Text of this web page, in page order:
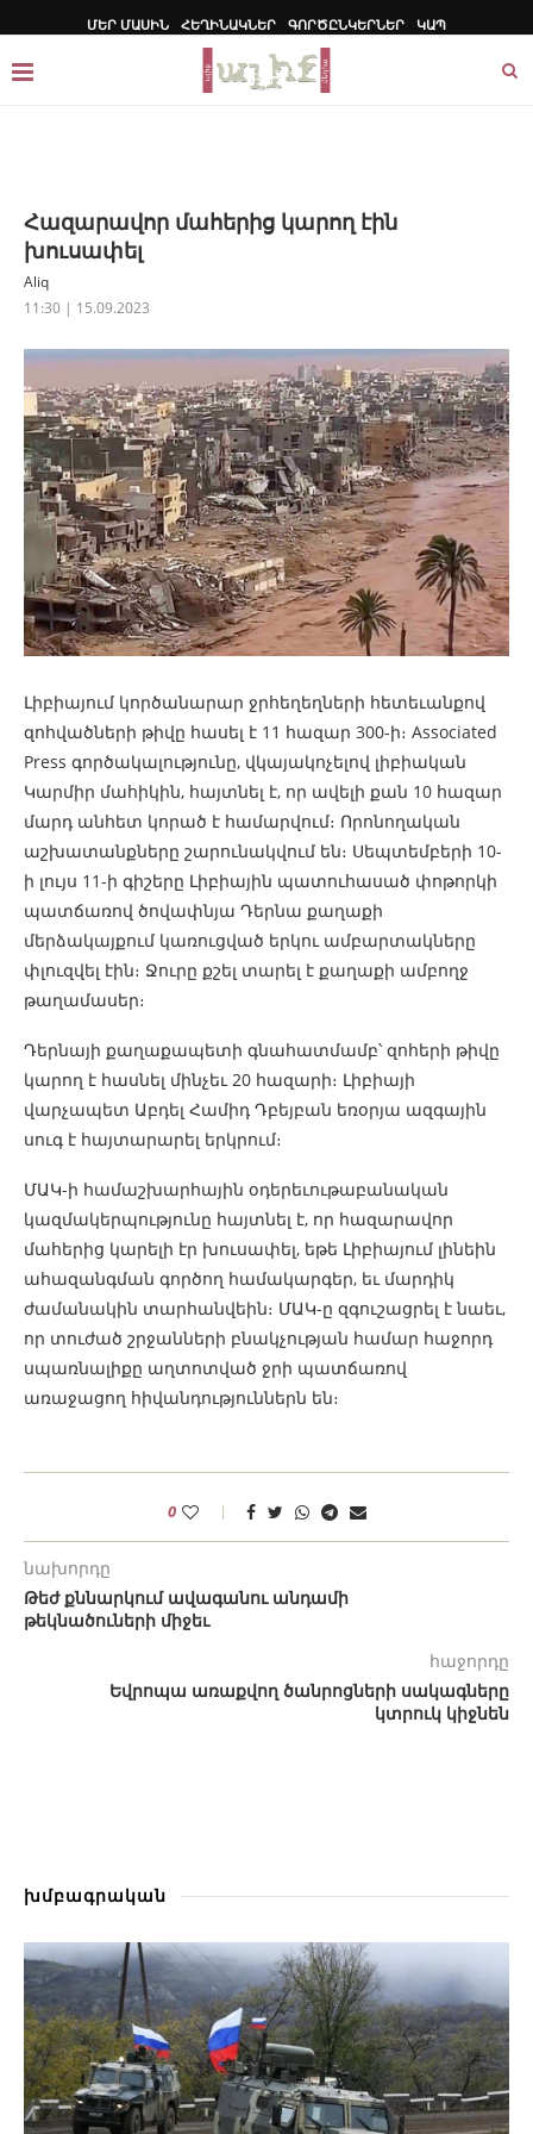
ՄԵՐ ՄԱՍԻՆ ՀԵՂԻՆԱԿՆԵՐ ԳՈՐԾԸՆԿԵՐՆԵՐ ԿԱՊ
Հազարավոր մահերից կարող էին
խուսափել
Aliq
11:30 | 15.09.2023
Լիբիայում կործանարար ջրհեղեղների հետեւանքով
զոհվածների թիվը հասել է 11 հազար 300-ի։ Associated
Press գործակալությունը, վկայակոչելով լիբիական
Կարմիր մահիկին, հայտնել է, որ ավելի քան 10 հազար
մարդ անհետ կորած է համարվում։ Որոնողական
աշխատանքները շարունակվում են։ Սեպտեմբերի 10-
ի լույս 11-ի գիշերը Լիբիային պատուհասած փոթորկի
պատճառով ծովափնյա Դերնա քաղաքի
մերձակայքում կառուցված երկու ամբարտակները
փլուզվել էին։ Ջուրը քշել տարել է քաղաքի ամբողջ
թաղամասեր։
Դերնայի քաղաքապետի գնահատմամբ՝ զոհերի թիվը
կարող է հասնել մինչեւ 20 հազարի։ Լիբիայի
վարչապետ Աբդել Համիդ Դբեյբան եռօրյա ազգային
սուգ է հայտարարել երկրում։
ՄԱԿ-ի համաշխարհային օդերեւութաբանական
կազմակերպությունը հայտնել է, որ հազարավոր
մահերից կարելի էր խուսափել, եթե Լիբիայում լինեին
ահազանգման գործող համակարգեր, եւ մարդիկ
ժամանակին տարհանվեին։ ՄԱԿ-ը զգուշացրել է նաեւ,
որ տուժած շրջանների բնակչության համար հաջորդ
սպառնալիքը աղտոտված ջրի պատճառով
առաջացող հիվանդություններն են։
0
նախորդը
Թեժ քննարկում ավագանու անդամի
թեկնածուների միջեւ
հաջորդը
Եվրոպա առաքվող ծանրոցների սակագները
կտրուկ կիջնեն
խմբագրական